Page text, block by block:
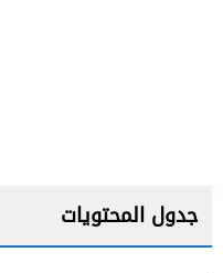
جدول المحتويات